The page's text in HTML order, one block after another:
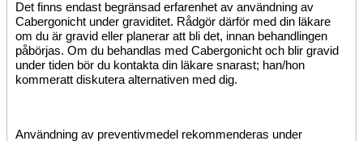
Det finns endast begränsad erfarenhet av användning av
Cabergonicht under graviditet. Rådgör därför med din läkare
om du är gravid eller planerar att bli det, innan behandlingen
påbörjas. Om du behandlas med Cabergonicht och blir gravid
under tiden bör du kontakta din läkare snarast; han/hon
kommeratt diskutera alternativen med dig.
Användning av preventivmedel rekommenderas under